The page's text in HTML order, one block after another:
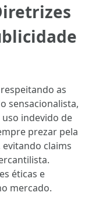
as
sensacionalista,
indevido de
prezar pela
claims
éticas e
mercado.